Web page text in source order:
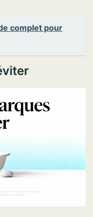
complet pour